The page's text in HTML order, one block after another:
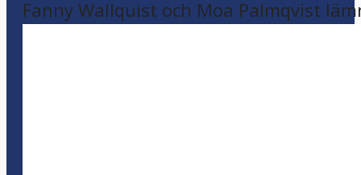
Fanny Wallquist och Moa Palmqvist